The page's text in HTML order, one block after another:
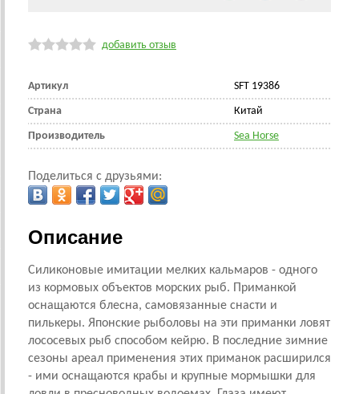
добавить отзыв
Артикул SFT 19386
Страна Китай
Производитель Sea Horse
Поделиться с друзьями:
Описание
Силиконовые имитации мелких кальмаров - одного
из кормовых объектов морских рыб. Приманкой
оснащаются блесна, самовязанные снасти и
пилькеры. Японские рыболовы на эти приманки ловят
лососевых рыб способом кейрю. В последние зимние
сезоны ареал применения этих приманок расширился
- ими оснащаются крабы и крупные мормышки для